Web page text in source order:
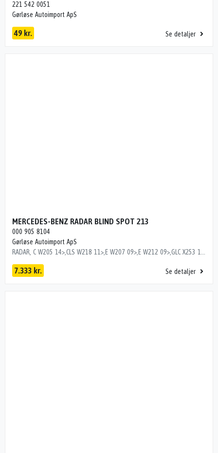
221 542 0051
Gørløse Autoimport ApS
49 kr. Se detaljer
MERCEDES-BENZ RADAR BLIND SPOT 213
000 905 8104
Gørløse Autoimport ApS
7.333 kr. Se detaljer